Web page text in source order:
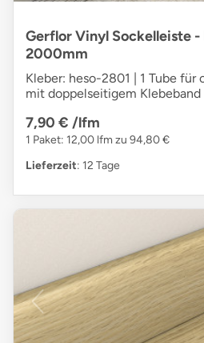
Gerflor Vinyl Sockelleiste
2000mm
Kleber: heso-2801 | 1 Tube für
mit doppelseitigem Klebeband
7,90 € /lfm
1 Paket: 12,00 lfm zu 94,80 €
Lieferzeit: 12 Tage